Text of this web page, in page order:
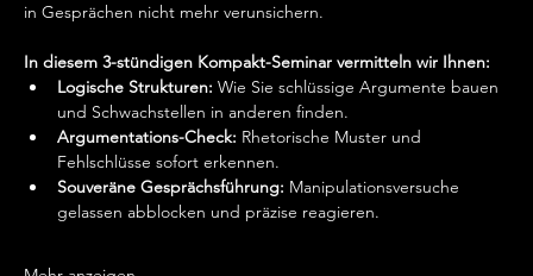
in Gesprächen nicht mehr verunsichern.
In diesem 3-stündigen Kompakt-Seminar vermitteln wir Ihnen:
Logische Strukturen: Wie Sie schlüssige Argumente bauen
und Schwachstellen in anderen finden.
Argumentations-Check: Rhetorische Muster und
Fehlschlüsse sofort erkennen.
Souveräne Gesprächsführung: Manipulationsversuche
gelassen abblocken und präzise reagieren.